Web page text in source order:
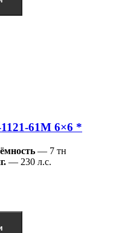
61М 6×6 *
— 7 тн
— 230 л.с.